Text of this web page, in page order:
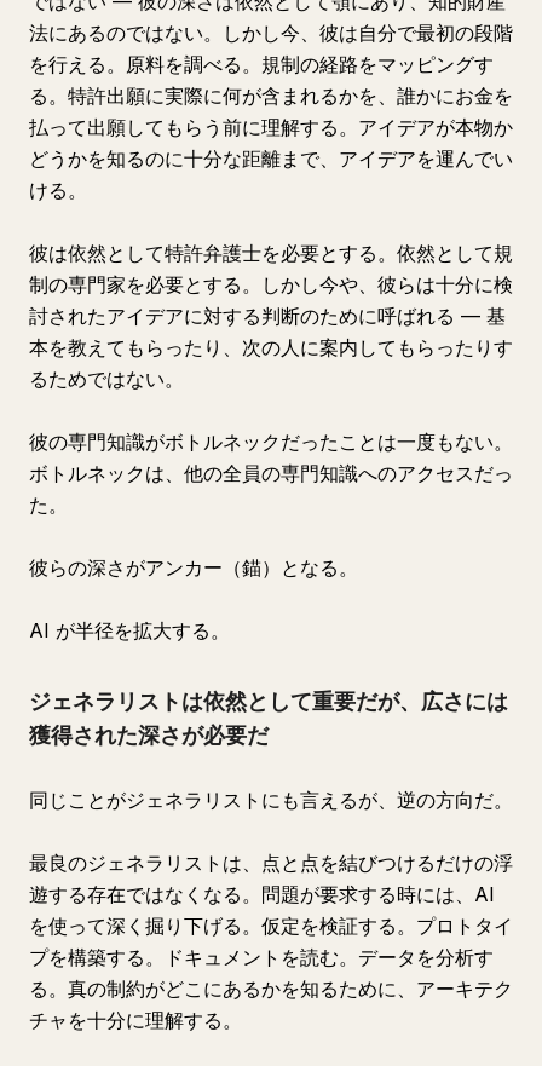
法にあるのではない。しかし今、彼は自分で最初の段階
を行える。原料を調べる。規制の経路をマッピングす
る。特許出願に実際に何が含まれるかを、誰かにお金を
払って出願してもらう前に理解する。アイデアが本物か
どうかを知るのに十分な距離まで、アイデアを運んでい
ける。
彼は依然として特許弁護士を必要とする。依然として規
制の専門家を必要とする。しかし今や、彼らは十分に検
討されたアイデアに対する判断のために呼ばれる — 基
本を教えてもらったり、次の人に案内してもらったりす
るためではない。
彼の専門知識がボトルネックだったことは一度もない。
ボトルネックは、他の全員の専門知識へのアクセスだっ
た。
彼らの深さがアンカー（錨）となる。
AI が半径を拡大する。
ジェネラリストは依然として重要だが、広さには
獲得された深さが必要だ
同じことがジェネラリストにも言えるが、逆の方向だ。
最良のジェネラリストは、点と点を結びつけるだけの浮
遊する存在ではなくなる。問題が要求する時には、AI
を使って深く掘り下げる。仮定を検証する。プロトタイ
プを構築する。ドキュメントを読む。データを分析す
る。真の制約がどこにあるかを知るために、アーキテク
チャを十分に理解する。